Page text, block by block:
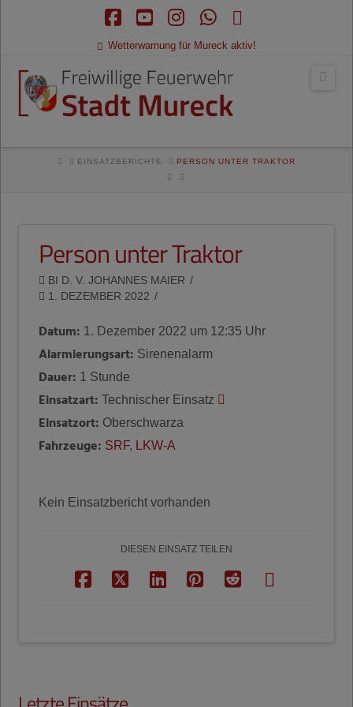
RSS
Wetterwarnung für Mureck aktiv!
HOMEEINSATZBERICHTE PERSON UNTER TRAKTOR
Person unter Traktor
BI D. V. JOHANNES MAIER
1. DEZEMBER 2022
Datum: 1. Dezember 2022 um 12:35 Uhr
Alarmierungsart: Sirenenalarm
Dauer: 1 Stunde
Einsatzart: Technischer Einsatz
Einsatzort: Oberschwarza
Fahrzeuge: SRF, LKW-A
Kein Einsatzbericht vorhanden
DIESEN EINSATZ TEILEN